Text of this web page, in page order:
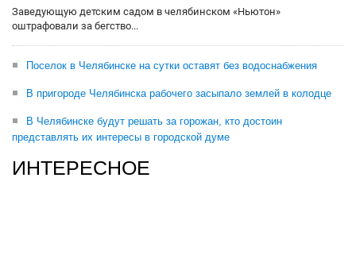
Заведующую детским садом в челябинском «Ньютон»
оштрафовали за бегство...
Поселок в Челябинске на сутки оставят без водоснабжения
В пригороде Челябинска рабочего засыпало землей в колодце
В Челябинске будут решать за горожан, кто достоин
представлять их интересы в городской думе
ИНТЕРЕСНОЕ